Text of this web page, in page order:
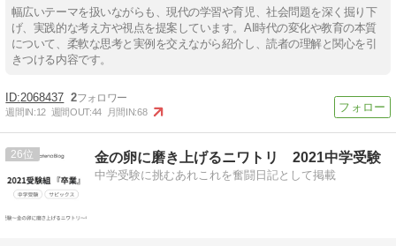
幅広いテーマを扱いながらも、現代の学習や育児、社会問題を深く掘り下
げ、実践的な考え方や視点を提案しています。AI時代の変化や教育の本質
について、柔軟な思考と実例を交えながら紹介し、読者の理解と関心を引
きつける内容です。
2068437 2
週間IN:12 週間OUT:44 月間IN:68
26 金の卵に磨き上げるニワトリ 2021中学受験
中学受験に挑むあれこれを奮闘日記として掲載